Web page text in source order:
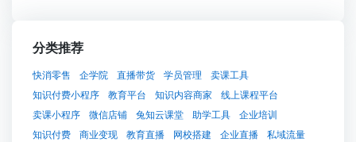
分类推荐
快消零售 企学院 直播带货 学员管理
卖课工具
知识付费小程序
教育平台 知识内容商家
线上课程平台
卖课小程序
微信店铺 兔知云课堂 助学工具
企业培训
知识付费
商业变现 教育直播 网校搭建 企业直播
私域流量